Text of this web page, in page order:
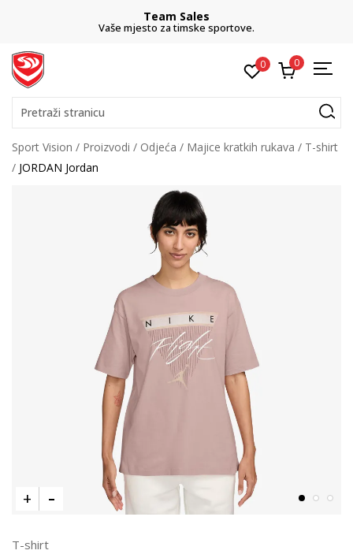
Team Sales
Vaše mjesto za timske sportove.
0 0
Pretraži stranicu
Sport Vision Proizvodi Odjeća Majice kratkih rukava
T-shirt
JORDAN Jordan
T-shirt